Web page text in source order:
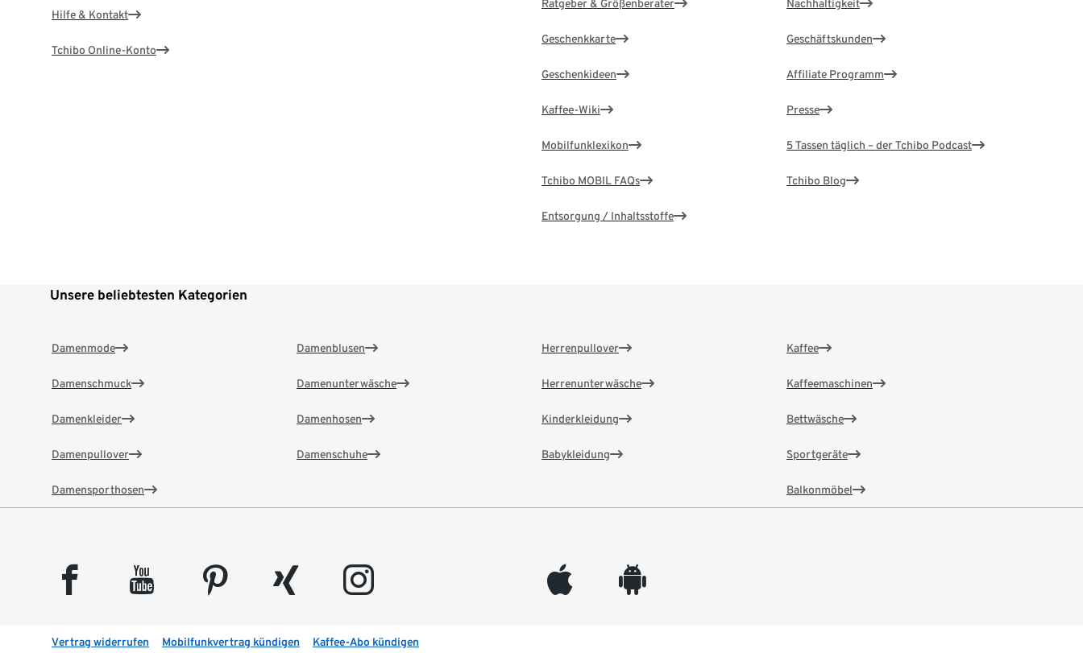
Hilfe & Kontakt
Tchibo Online-Konto
Ratgeber & Größenberater
Geschenkkarte
Geschenkideen
Kaffee-Wiki
Mobilfunklexikon
Tchibo MOBIL FAQs
Entsorgung / Inhaltsstoffe
Nachhaltigkeit
Geschäftskunden
Affiliate Programm
Presse
5 Tassen täglich – der Tchibo Podcast
Tchibo Blog
Unsere beliebtesten Kategorien
Damenmode
Damenschmuck
Damenkleider
Damenpullover
Damensporthosen
Damenblusen
Damenunterwäsche
Damenhosen
Damenschuhe
Herrenpullover
Herrenunterwäsche
Kinderkleidung
Babykleidung
Kaffee
Kaffeemaschinen
Bettwäsche
Sportgeräte
Balkonmöbel
facebook youtube pinterest xing instagram appleinc android
Vertrag widerrufen Mobilfunkvertrag kündigen Kaffee-Abo kündigen